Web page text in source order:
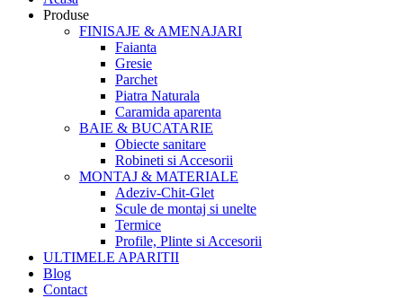
Produse
FINISAJE & AMENAJARI
Faianta
Gresie
Parchet
Piatra Naturala
Caramida aparenta
BAIE & BUCATARIE
Obiecte sanitare
Robineti si Accesorii
MONTAJ & MATERIALE
Adeziv-Chit-Glet
Scule de montaj si unelte
Termice
Profile, Plinte si Accesorii
ULTIMELE APARITII
Blog
Contact